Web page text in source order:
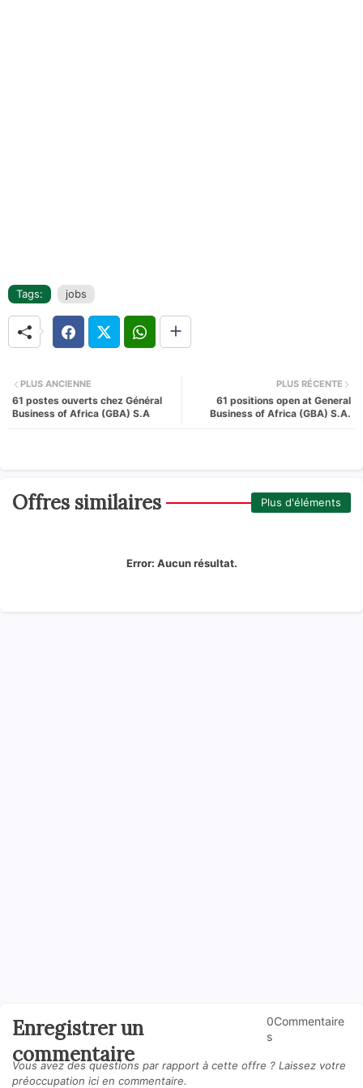
Tags: jobs
PLUS RÉCENTE
61 positions open at General
Business of Africa (GBA) S.A.
PLUS ANCIENNE
61 postes ouverts chez Général
Business of Africa (GBA) S.A
Offres similaires Plus d'éléments
Error: Aucun résultat.
Enregistrer un
commentaire
0Commentaire
s
Vous avez des questions par rapport à cette offre ? Laissez votre
préoccupation ici en commentaire.